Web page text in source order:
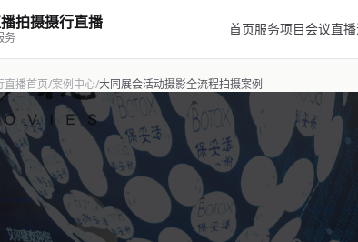
拍摄摄行直播
务
首页服务项目会议直播
直播首页/案例中心/大同展会活动摄影全流程拍摄案例